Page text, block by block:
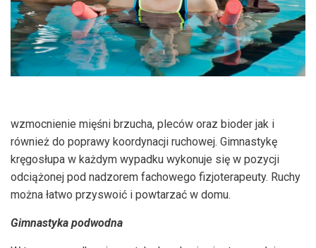
wzmocnienie mięśni brzucha, pleców oraz bioder jak i
również do poprawy koordynacji ruchowej. Gimnastykę
kręgosłupa w każdym wypadku wykonuje się w pozycji
odciążonej pod nadzorem fachowego fizjoterapeuty. Ruchy
można łatwo przyswoić i powtarzać w domu.
Gimnastyka podwodna